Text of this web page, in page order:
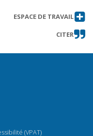
ESPACE DE TRAVAIL
CITER
(VPAT)